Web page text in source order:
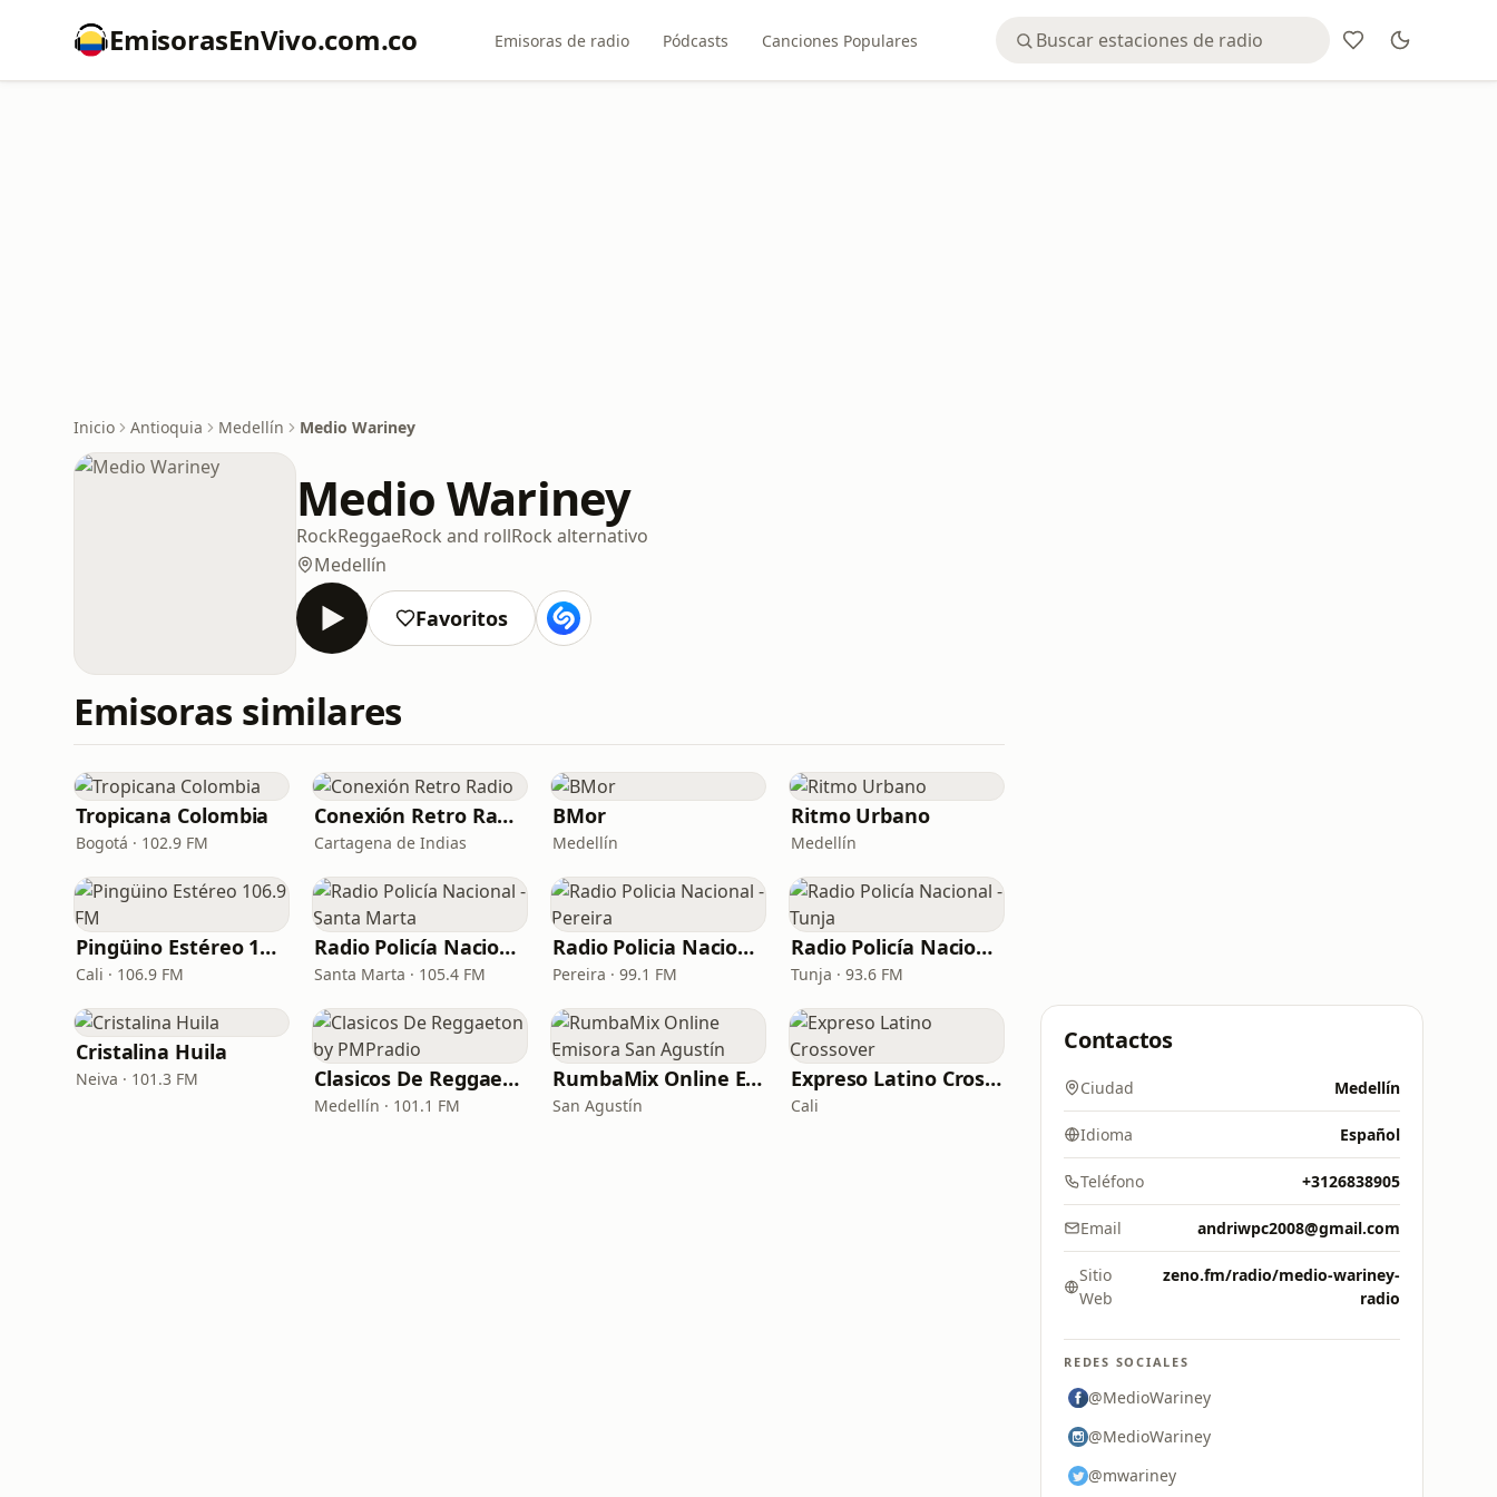
EmisorasEnVivo.com.co Emisoras de radio Pódcasts Canciones Populares
Inicio Antioquia Medellín Medio Wariney
Medio Wariney
RockReggaeRock and rollRock alternativo
Medellín
Favoritos
Emisoras similares
Tropicana Colombia
Bogotá · 102.9 FM
Conexión Retro Radio
Cartagena de Indias
BMor
Medellín
Ritmo Urbano
Medellín
Pingüino Estéreo 106.9 FM
Cali · 106.9 FM
Radio Policía Nacional - Santa Marta
Santa Marta · 105.4 FM
Radio Policia Nacional - Pereira
Pereira · 99.1 FM
Radio Policía Nacional - Tunja
Tunja · 93.6 FM
Cristalina Huila
Neiva · 101.3 FM Clasicos De Reggaeton by PMPradio
Medellín · 101.1 FM
RumbaMix Online Emisora San Agustín
San Agustín
Expreso Latino Crossover
Cali
Contactos
Ciudad Medellín
Idioma Español
Teléfono +3126838905
Email andriwpc2008@gmail.com
Sitio
Web
zeno.fm/radio/medio-wariney-
radio
REDES SOCIALES
@MedioWariney
@MedioWariney
@mwariney